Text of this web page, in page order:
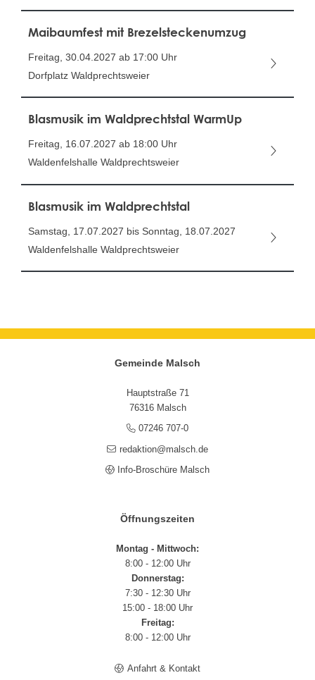
Maibaumfest mit Brezelsteckenumzug
Freitag, 30.04.2027 ab 17:00 Uhr
Dorfplatz Waldprechtsweier
Blasmusik im Waldprechtstal WarmUp
Freitag, 16.07.2027 ab 18:00 Uhr
Waldenfelshalle Waldprechtsweier
Blasmusik im Waldprechtstal
Samstag, 17.07.2027 bis Sonntag, 18.07.2027
Waldenfelshalle Waldprechtsweier
Gemeinde Malsch
Hauptstraße 71
76316 Malsch
07246 707-0
redaktion@malsch.de
Info-Broschüre Malsch
Öffnungszeiten
Montag - Mittwoch:
8:00 - 12:00 Uhr
Donnerstag:
7:30 - 12:30 Uhr
15:00 - 18:00 Uhr
Freitag:
8:00 - 12:00 Uhr
Anfahrt & Kontakt